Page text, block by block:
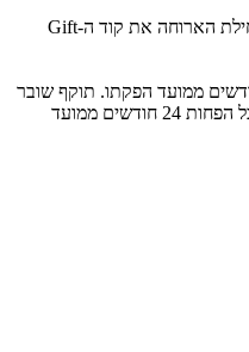
למימוש באחת המסעדות יש להציג בתחילת הארוחה את קוד ה-Gift
שובר כספי הינו לכל הפחות 60 חודשים ממועד הפקתו. תוקף שובר
לרכישת מוצר או שירות מסויים יהיה לכל הפחות 24 חודשים ממועד